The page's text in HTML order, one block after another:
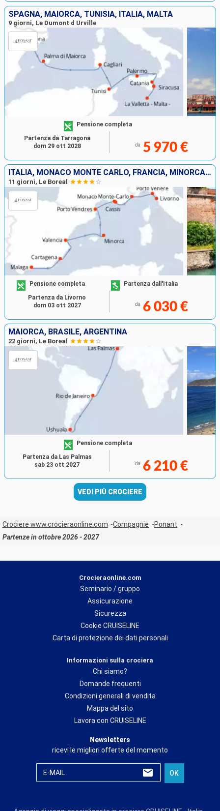
SPAGNA, MAIORCA, TUNISIA, ITALIA, MALTA
9 giorni, Le Dumont d Urville
Pensione completa
da 5 970 €
Partenza da Tarragona
dom 29 ott 2028
ITALIA, MONACO MONTE CARLO, FRANCIA, MINORCA, SPAGNA
11 giorni, Le Boreal
Pensione completa Partenza dall'Italia
da 6 030 €
Partenza da Livorno
dom 03 ott 2027
MAIORCA, BRASILE, ARGENTINA
22 giorni, Le Boreal
Pensione completa
da 6 210 €
Partenza da Las Palmas
sab 23 ott 2027
VEDI PIÙ CROCIERE
Crociere www.crocieraonline.com Compagnie
Ponant
Partenze in ottobre 2026 - 2027
Crocieraonline.com
Seminario / gruppo
Assicurazione
Sicurezza
Cookie CRUISELINE
Carta di protezione dei dati personali
Informazioni sulla crociera
Chi siamo?
Domande frequenti
Condizioni generali di vendita
Mappa del sito
Lavora con CRUISELINE
Newsletters
ricevi le migliori offerte del momento
E-MAIL OK